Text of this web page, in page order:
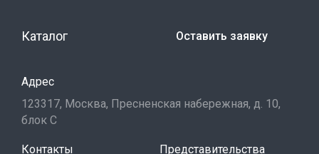
Каталог Оставить заявку
Адрес
123317, Москва, Пресненская набережная, д. 10,
блок С
Контакты Представительства